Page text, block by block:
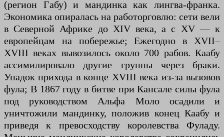
(регион Габу) и мандинка как лингва-франка.
Экономика опиралась на работорговлю: сети вели
в Северной Африке до XIV века, а с XV — к
европейцам на побережье; Ежегодно в XVII–
XVIII веках вывозилось около 700 рабов. Каабу
ассимилировало другие группы через браки.
Упадок прихода в конце XVIII века из-за вызовов
фула; В 1867 году в битве при Кансале силы фула
под руководством Альфа Моло осадили и
уничтожили мандинку, положив конец Каабу и
приведя к превосходству королевства Фуладу.